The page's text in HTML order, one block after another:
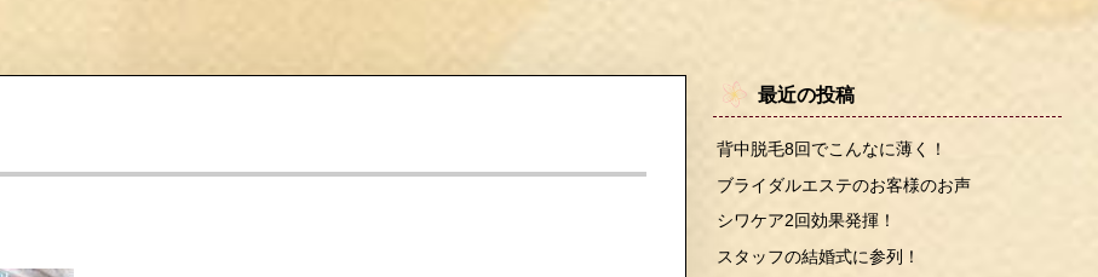
最近の投稿
背中脱毛8回でこんなに薄く！
ブライダルエステのお客様のお声
シワケア2回効果発揮！
スタッフの結婚式に参列！